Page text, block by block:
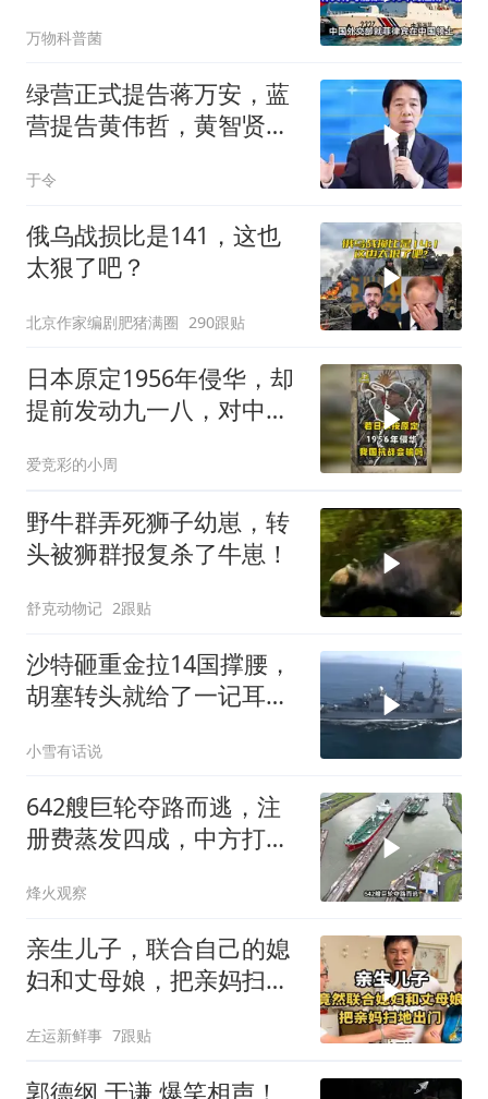
万物科普菌
绿营正式提告蒋万安，蓝
营提告黄伟哲，黄智贤不
于令
俄乌战损比是141，这也
太狠了吧？
北京作家编剧肥猪满圈 290跟贴
日本原定1956年侵华，却
提前发动九一八，对中国
爱竞彩的小周
野牛群弄死狮子幼崽，转
头被狮群报复杀了牛崽！
舒克动物记 2跟贴
沙特砸重金拉14国撑腰，
胡塞转头就给了一记耳
了？
小雪有话说
642艘巨轮夺路而逃，注
册费蒸发四成，中方打到
烽火观察
亲生儿子，联合自己的媳
妇和丈母娘，把亲妈扫地
左运新鲜事 7跟贴
郭德纲 于谦 爆笑相声！